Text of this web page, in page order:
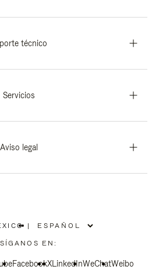
técnico
Servicios
Aviso legal
ELIGE
LA
|
SÍGANOS EN:
FacebookXLinkedInWeChatWeibo